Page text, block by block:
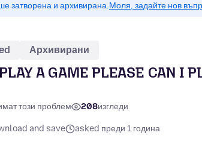
затворена и архивирана.Моля, задайте нов
Архивирани
A GAME PLEASE CAN I
този проблем 208изгледи
and save asked преди 1 година